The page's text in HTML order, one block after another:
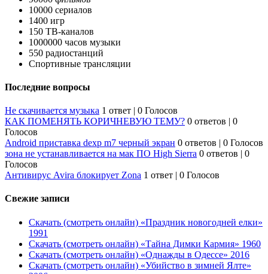
10000 сериалов
1400 игр
150 ТВ-каналов
1000000 часов музыки
550 радиостанций
Спортивные трансляции
Последние вопросы
Не скачивается музыка 1 ответ | 0 Голосов
КАК ПОМЕНЯТЬ КОРИЧНЕВУЮ ТЕМУ? 0 ответов | 0
Голосов
Android приставка dexp m7 черный экран 0 ответов | 0 Голосов
зона не устанавливается на мак ПО High Sierra 0 ответов | 0
Голосов
Антивирус Avira блокирует Zona 1 ответ | 0 Голосов
Свежие записи
Скачать (смотреть онлайн) «Праздник новогодней елки»
1991
Скачать (смотреть онлайн) «Тайна Димки Кармия» 1960
Скачать (смотреть онлайн) «Однажды в Одессе» 2016
Скачать (смотреть онлайн) «Убийство в зимней Ялте»